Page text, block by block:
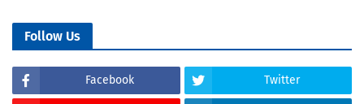
Follow Us
Facebook Twitter